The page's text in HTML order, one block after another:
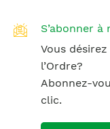
articlesS’abonner
Vous
l’Ordre?
Abonnez-
clic.